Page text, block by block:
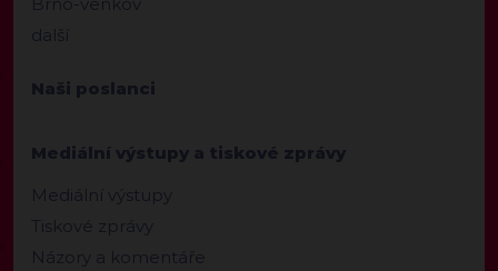
další
Naši poslanci
Mediální výstupy a tiskové zprávy
Mediální výstupy
Tiskové zprávy
Názory a komentáře